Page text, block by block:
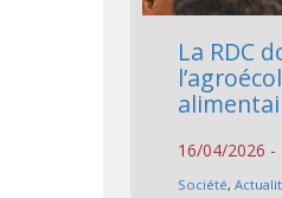
La RDC
16/04/2026 -
Société,